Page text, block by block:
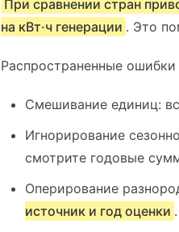
При сравнении стран
на кВт·ч генерации . Это
Распространенные
Смешивание единиц:
Игнорирование
смотрите годовые
Оперирование
источник и год оценки .